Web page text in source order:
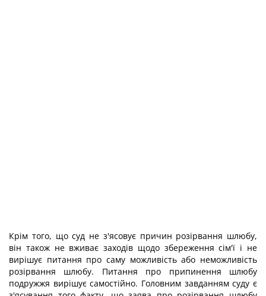
Крім того, що суд не з'ясовує причин розірвання шлюбу,
він також не вживає заходів щодо збереження сім'ї і не
вирішує питання про саму можливість або неможливість
розірвання шлюбу. Питання про припинення шлюбу
подружжя вирішує самостійно. Головним завданням суду є